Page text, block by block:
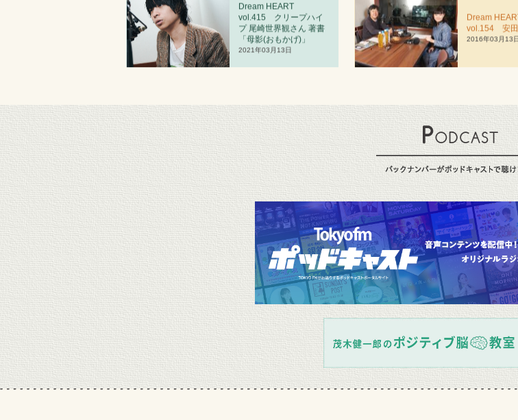
Dream HEART
vol.41 5 クリープハイ
プ 尾崎世界観さん 著書
「母影(おもかげ)」
2021年03月13日
Dream
vol. 1 54 安田
2016年03月13